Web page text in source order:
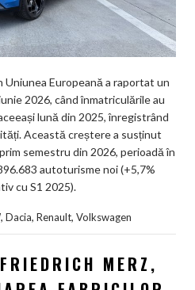
Uniunea Europeană a raportat un
2026, când înmatriculările au
lună din 2025, înregistrând
Această creștere a susținut
semestru din 2026, perioadă în
autoturisme noi (+5,7%
cu S1 2025).
, Dacia, Renault, Volkswagen
MERZ,